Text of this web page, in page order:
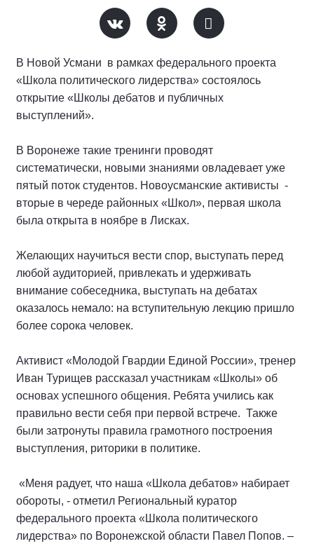
В Новой Усмани в рамках федерального проекта
«Школа политического лидерства» состоялось
открытие «Школы дебатов и публичных
выступлений».
В Воронеже такие тренинги проводят
систематически, новыми знаниями овладевает уже
пятый поток студентов. Новоусманские активисты -
вторые в череде районных «Школ», первая школа
была открыта в ноябре в Лисках.
Желающих научиться вести спор, выступать перед
любой аудиторией, привлекать и удерживать
внимание собеседника, выступать на дебатах
оказалось немало: на вступительную лекцию пришло
более сорока человек.
Активист «Молодой Гвардии Единой России», тренер
Иван Турищев рассказал участникам «Школы» об
основах успешного общения. Ребята учились как
правильно вести себя при первой встрече. Также
были затронуты правила грамотного построения
выступления, риторики в политике.
«Меня радует, что наша «Школа дебатов» набирает
обороты, - отметил Региональный куратор
федерального проекта «Школа политического
лидерства» по Воронежской области Павел Попов. –